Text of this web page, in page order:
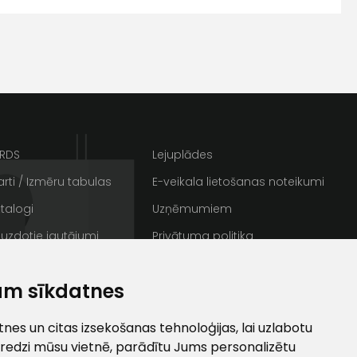
sīkdatnes
un citas izsekošanas tehnoloģijas, lai uzlabotu
mūsu vietnē, parādītu Jums personalizētu
/ Izmēru tabulas
uzdotie jautājumi
Galerija
Lejuplādes
E-veikala lietošanas noteikumi
Uzņēmumiem
Privātuma politika
privātuma politikai